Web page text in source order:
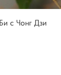
с Чонг Дзи